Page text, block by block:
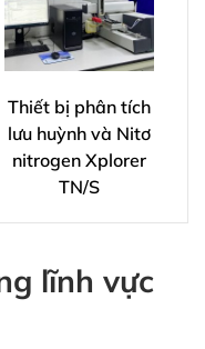
Thiết bị phân tích
lưu huỳnh và Nitơ
nitrogen Xplorer
TN/S
lĩnh vực